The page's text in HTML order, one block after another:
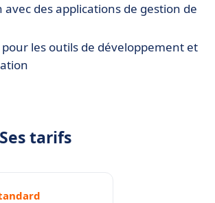
des applications de gestion de
pour les outils de développement et
tarifs